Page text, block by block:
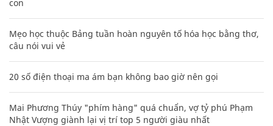
con
Mẹo học thuộc Bảng tuần hoàn nguyên tố hóa học bằng thơ,
câu nói vui vẻ
20 số điện thoại ma ám bạn không bao giờ nên gọi
Mai Phương Thúy "phím hàng" quá chuẩn, vợ tỷ phú Phạm
Nhật Vượng giành lại vị trí top 5 người giàu nhất